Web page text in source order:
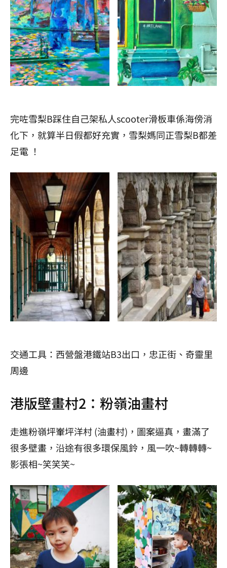
完咗雪梨B踩住自己架私人scooter滑板車係海傍消
化下，就算半日假都好充實，雪梨媽同正雪梨B都差
足電 ！
交通工具： 西營盤港鐵站B3出口，忠正街、奇靈里
周邊
港版壁畫村2：粉嶺油畫村
走進粉嶺坪輋坪洋村 (油畫村)，圖案逼真，畫滿了
很多壁畫，沿途有很多環保風鈴，風一吹~轉轉轉~
影張相~笑笑笑~